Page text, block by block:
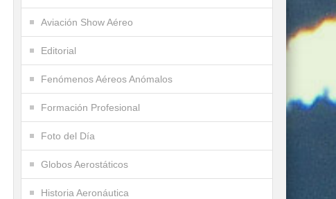
Aviación Show Aéreo
Editorial
Fenómenos Aéreos Anómalos
Formación Profesional
Foto del Día
Globos Aerostáticos
Historia Aeronáutica